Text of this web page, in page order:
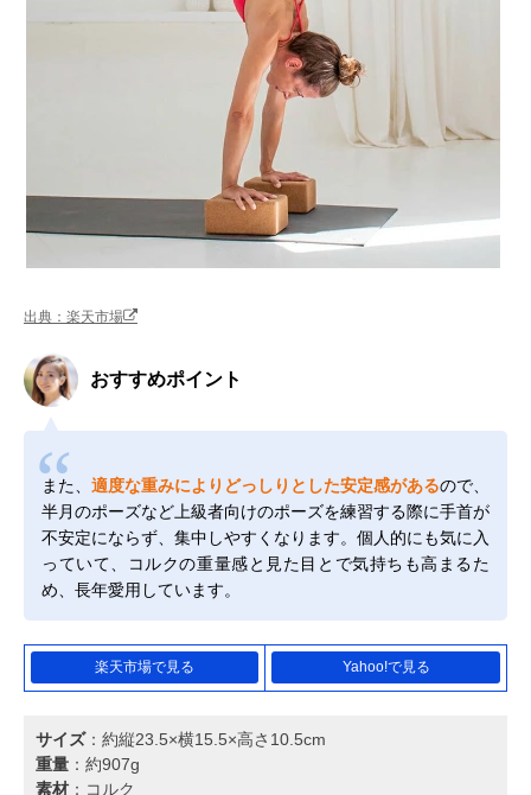
出典：楽天市場
おすすめポイント
また、 適度な重みによりどっしりとした安定感があるので、
半月のポーズなど上級者向けのポーズを練習する際に手首が
不安定にならず、集中しやすくなります。個人的にも気に入
っていて、コルクの重量感と見た目とで気持ちも高まるた
め、長年愛用しています。
楽天市場で見る Yahoo!で見る
サイズ：約縦23.5×横15.5×高さ10.5cm
重量 ：約907g
素材 ：コルク